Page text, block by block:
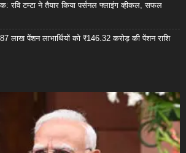
रवि टम्टा ने तैयार किया पर्सनल फ्लाइंग व्हीकल, सफल
लाख पेंशन लाभार्थियों को ₹146.32 करोड़ की पेंशन राशि